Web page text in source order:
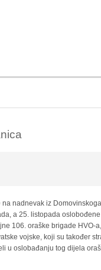
nadnevak iz
a 25. listopada
106. oraške brigade HVO-
vojske, koji su također
u oslobađanju tog dijela